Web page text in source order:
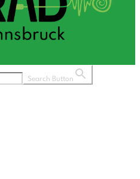
Search Button